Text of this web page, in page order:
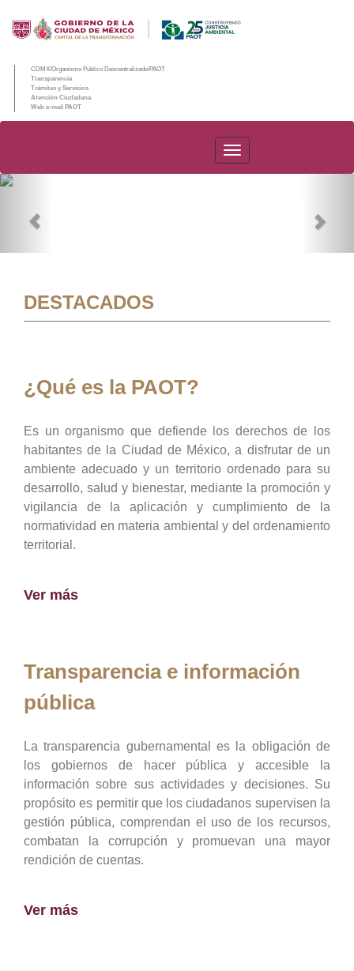
CDMX/Organismo Público Descentralizado/PAOT
Transparencia
Trámites y Servicios
Atención Ciudadana
Web e-mail PAOT
PAOT
DESTACADOS
¿Qué es la PAOT?
Es un organismo que defiende los derechos de los
habitantes de la Ciudad de México, a disfrutar de un
ambiente adecuado y un territorio ordenado para su
desarrollo, salud y bienestar, mediante la promoción y
vigilancia de la aplicación y cumplimiento de la
normatividad en materia ambiental y del ordenamiento
territorial.
Ver más
Transparencia e información
pública
La transparencia gubernamental es la obligación de
los gobiernos de hacer pública y accesible la
información sobre sus actividades y decisiones. Su
propósito es permitir que los ciudadanos supervisen la
gestión pública, comprendan el uso de los recursos,
combatan la corrupción y promuevan una mayor
rendición de cuentas.
Ver más